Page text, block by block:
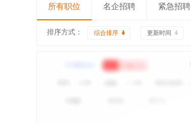
所有职位 名企招聘 紧急招聘
排序方式： 综合排序 更新时间